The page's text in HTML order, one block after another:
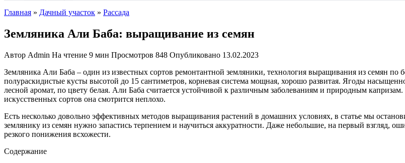
Главная » Дачный участок » Рассада
Земляника Али Баба: выращивание из семян
Автор Admin На чтение 9 мин Просмотров 848 Опубликовано 13.02.2023
Земляника Али Баба – один из известных сортов ремонтантной земляники, технология выращивания из семян
полураскидистые кусты высотой до 15 сантиметров, корневая система мощная, хорошо развитая. Ягоды
лесной аромат, по цвету белая. Али Баба считается устойчивой к различным заболеваниям и природным
искусственных сортов она смотрится неплохо.
Есть несколько довольно эффективных методов выращивания растений в домашних условиях, в статье мы
землянику из семян нужно запастись терпением и научиться аккуратности. Даже небольшие, на первый взгляд,
резкого понижения всхожести.
Содержание